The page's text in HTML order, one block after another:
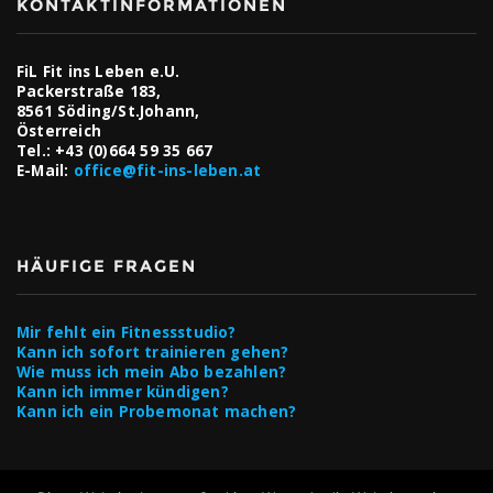
KONTAKTINFORMATIONEN
FiL Fit ins Leben e.U.
Packerstraße 183,
8561 Söding/St.Johann,
Österreich
Tel.: +43 (0)664 59 35 667
E-Mail: office@fit-ins-leben.at
HÄUFIGE FRAGEN
Mir fehlt ein Fitnessstudio?
Kann ich sofort trainieren gehen?
Wie muss ich mein Abo bezahlen?
Kann ich immer kündigen?
Kann ich ein Probemonat machen?